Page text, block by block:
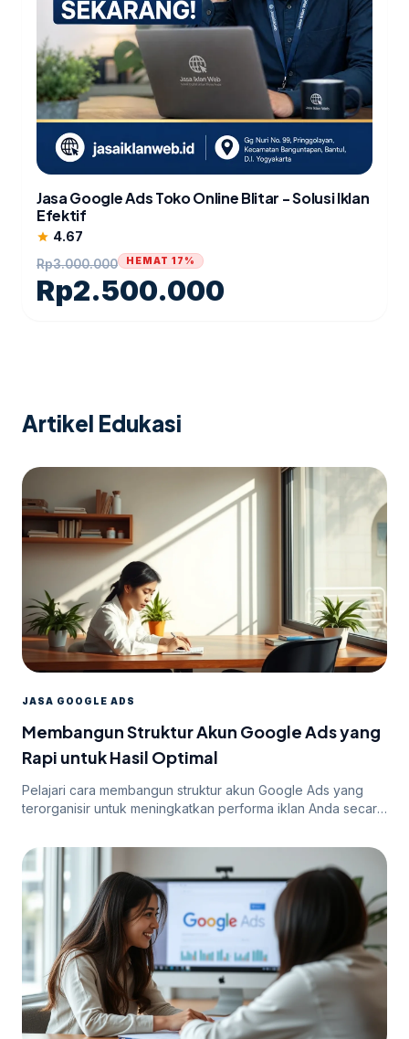
Jasa Google Ads Toko Online Blitar - Solusi Iklan
Efektif
star 4.67
Rp3.000.000
Rp2.500.000
HEMAT 17%
Artikel Edukasi
JASA GOOGLE ADS
Membangun Struktur Akun Google Ads yang
Rapi untuk Hasil Optimal
Pelajari cara membangun struktur akun Google Ads yang
terorganisir untuk meningkatkan performa iklan Anda secara